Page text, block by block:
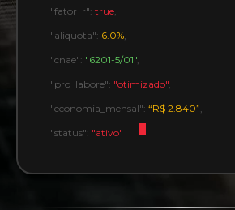
"fator_r": true,
"aliquota": 6.0%,
"cnae": "6201-5/01",
"pro_labore": "otimizado",
"economia_mensal": “R$ 2.840”,
"status": "ativo"